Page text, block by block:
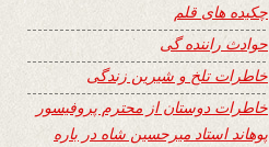
چکیده های قلم
حوادث راننده گی
خاطرات تلخ و شیرین زندگی
خاطرات دوستان از محترم پروفیسور
پوهاند استاد میرحسین شاه در باره